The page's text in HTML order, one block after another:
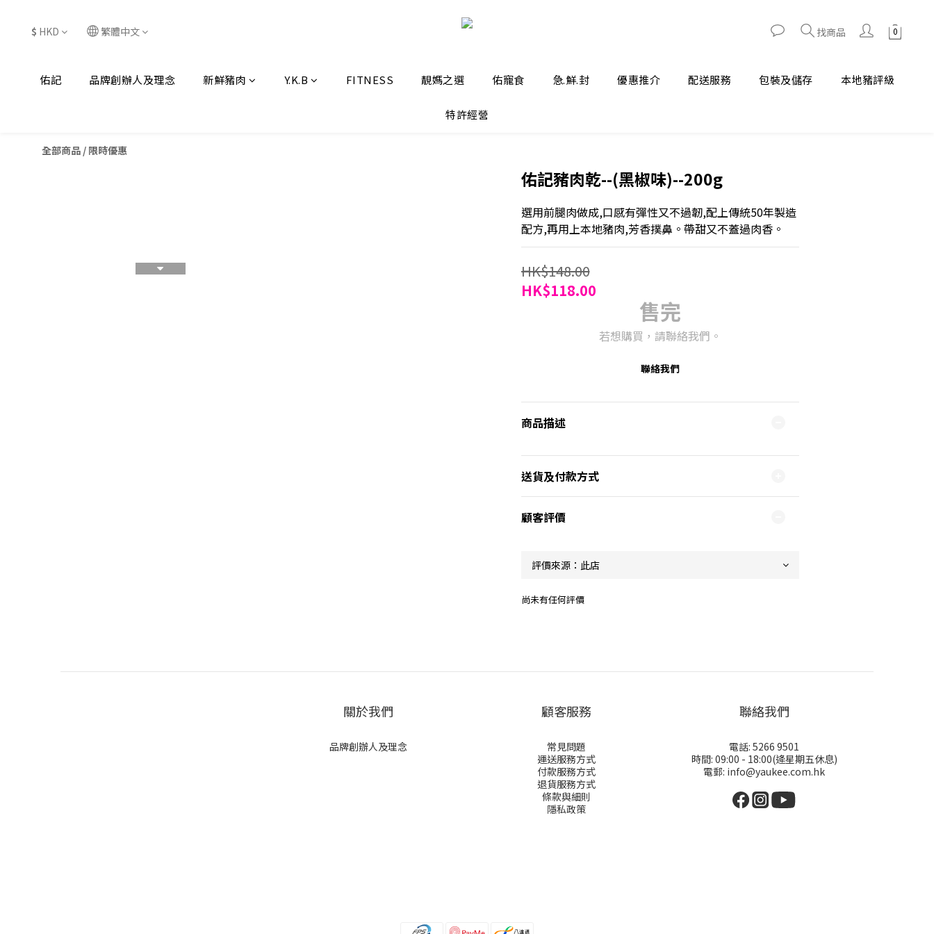
$ HKD 繁體中文 找商品
佑記 品牌創辦人及理念 新鮮豬肉 Y.K.B FITNESS 靚媽之選 佑寵食 急.鮮.封 優惠推介 配送服務 包裝及儲存 本地豬評級
特許經營
全部商品 / 限時優惠
佑記豬肉乾--(黑椒味)--200g
選用前腿肉做成,口感有彈性又不過韌,配上傳統50年製造
配方,再用上本地豬肉,芳香撲鼻。帶甜又不蓋過肉香。
HK$148.00
HK$118.00
售完
若想購買，請聯絡我們。
聯絡我們
商品描述
送貨及付款方式
顧客評價
尚未有任何評價
關於我們
品牌創辦人及理念
顧客服務
常見問題
運送服務方式
付款服務方式
退貨服務方式
條款與細則
隱私政策
聯絡我們
電話: 5266 9501
時間: 09:00 - 18:00(逄星期五休息)
電郵: info@yaukee.com.hk